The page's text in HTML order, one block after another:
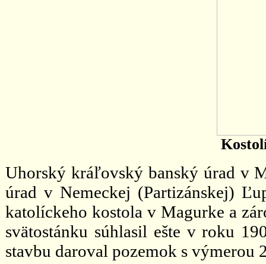
Uhorský kráľovský banský úrad v
úrad v Nemeckej (Partizánskej)
katolíckeho kostola v Magurke a
svätostánku súhlasil ešte v roku
stavbu daroval pozemok s výmerou